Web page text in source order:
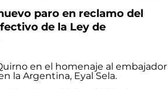
paro en reclamo del
de la Ley de